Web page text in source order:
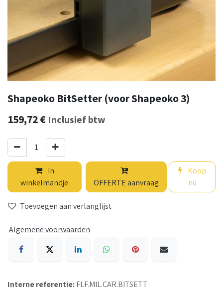
Shapeoko BitSetter (voor Shapeoko 3)
159,72€ Inclusief btw
In
winkelmandje
OFFERTE aanvraag
Koop
nu
Toevoegen aan verlanglijst
Algemene voorwaarden
Interne referentie:FLF.MIL.CAR.BITSETT